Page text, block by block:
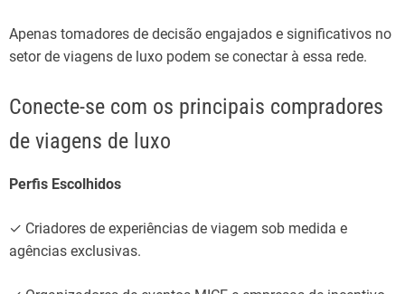
Apenas tomadores de decisão engajados e significativos no
setor de viagens de luxo podem se conectar à essa rede.
Conecte-se com os principais compradores
de viagens de luxo
Perfis Escolhidos
✓ Criadores de experiências de viagem sob medida e
agências exclusivas.